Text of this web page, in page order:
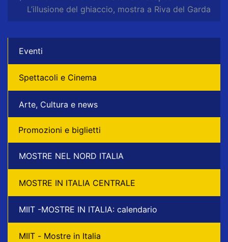
L’illusione del ghiaccio, mostra a Riva del Garda
Eventi
Spettacoli e Cinema
Arte, Cultura e news
Promozioni e biglietti
MOSTRE NEL NORD ITALIA
MOSTRE IN ITALIA CENTRALE
MIIT -MOSTRE IN ITALIA: calendario
MIIT - Mostre in Italia